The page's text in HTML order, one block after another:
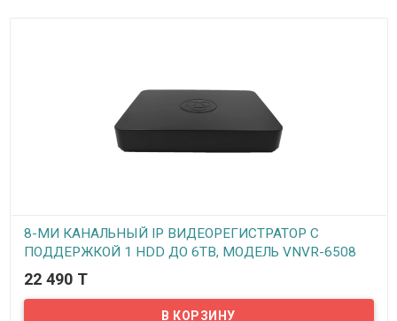
8-МИ КАНАЛЬНЫЙ IP ВИДЕОРЕГИСТРАТОР С
ПОДДЕРЖКОЙ 1 HDD ДО 6TB, МОДЕЛЬ VNVR-6508
(REV. 2 1HDD)
22 490 T